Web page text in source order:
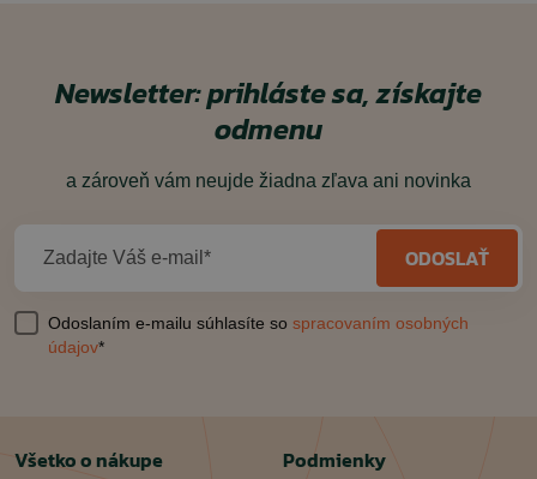
Newsletter: prihláste sa, získajte
odmenu
a zároveň vám neujde žiadna zľava ani novinka
Zadajte Váš e-mail* ODOSLAŤ
Odoslaním e-mailu súhlasíte so spracovaním osobných
údajov*
Všetko o nákupe Podmienky